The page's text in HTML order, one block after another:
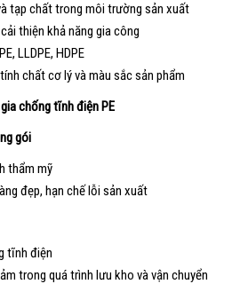
tạp chất trong môi trường sản xuất
thiện khả năng gia công
LLDPE, HDPE
chất cơ lý và màu sắc sản phẩm
chống tĩnh điện PE
gói
thẩm mỹ
đẹp, hạn chế lỗi sản xuất
tĩnh điện
trong quá trình lưu kho và vận chuyển